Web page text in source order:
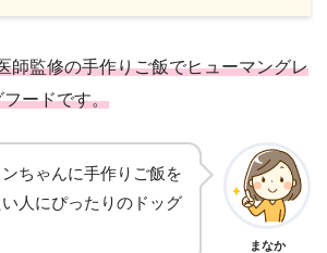
師監修の手作りご飯でヒューマングレ
ードです。
ちゃんに手作りご飯を
人にぴったりのドッグ
まなか